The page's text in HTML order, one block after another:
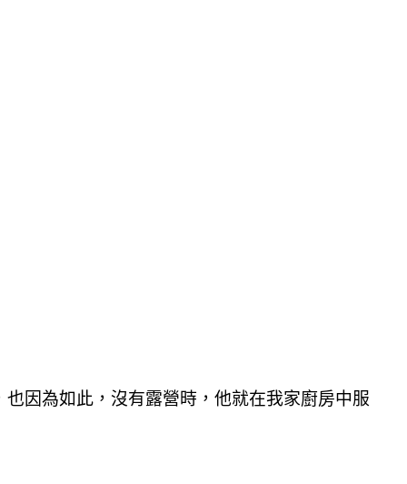
也因為如此 ，沒有露營時 ，他就在我家廚房中服